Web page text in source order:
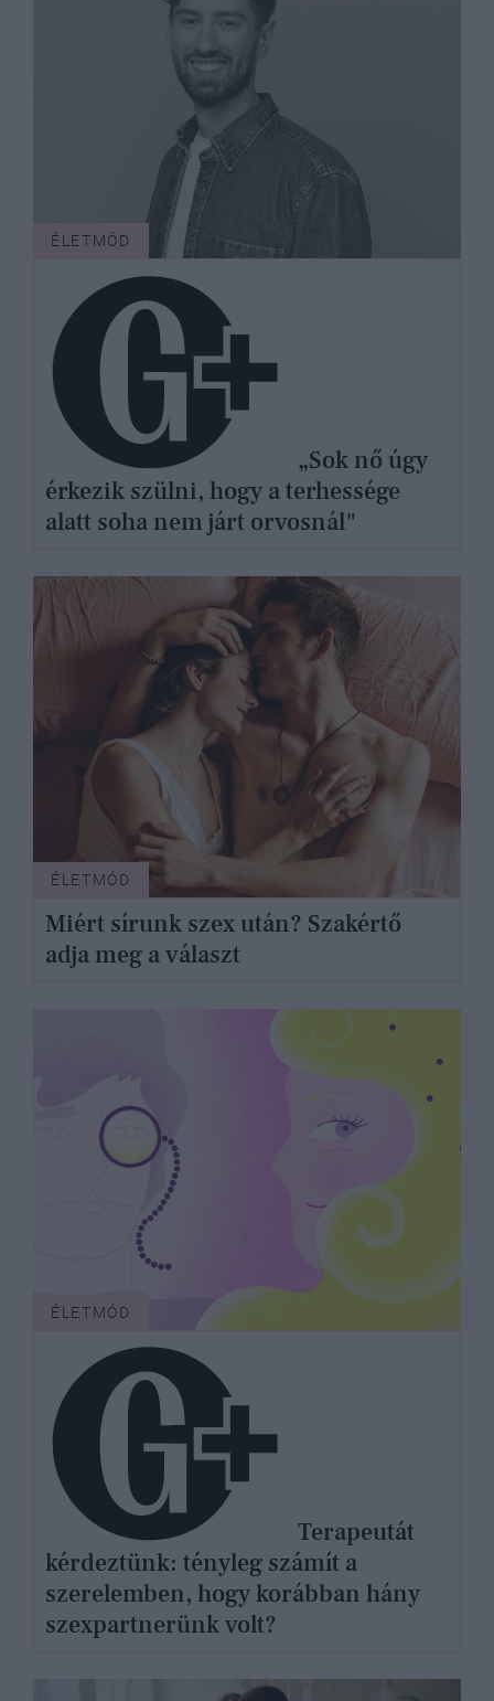
ÉLETMÓD
érkezik szülni, hogy a terhessége
alatt soha nem járt orvosnál"
ÉLETMÓD
Miért sírunk szex után? Szakértő
adja meg a választ
ÉLETMÓD
Terapeutát
kérdeztünk: tényleg számít a
szerelemben, hogy korábban hány
szexpartnerünk volt?